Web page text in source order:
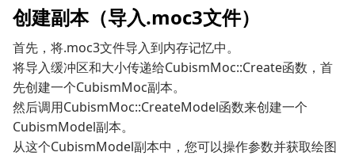
创建副本（导入.moc3文件）
首先，将.moc3文件导入到内存记忆中。
将导入缓冲区和大小传递给CubismMoc::Create函数，首
先创建一个CubismMoc副本。
然后调用CubismMoc::CreateModel函数来创建一个
CubismModel副本。
从这个CubismModel副本中，您可以操作参数并获取绘图